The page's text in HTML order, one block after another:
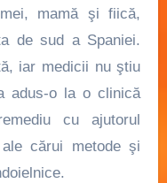
mamă şi fiică,
de sud a Spaniei.
iar medicii nu ştiu
adus-o la o clinică
cu ajutorul
cărui metode şi